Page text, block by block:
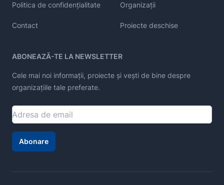
Politica de confidențialitate
Contact
Organizații
Proiecte deschise
ABONEAZĂ-TE LA NEWSLETTER
Cele mai noi informații, proiecte și vești de bine despre
organizațiile tale preferate.
Abonare